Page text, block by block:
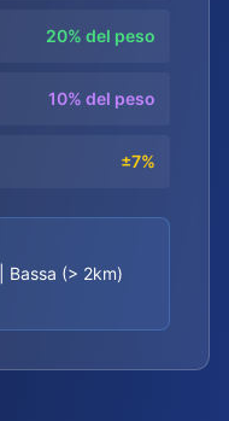
20% del peso
10% del peso
±7%
Bassa (> 2km)